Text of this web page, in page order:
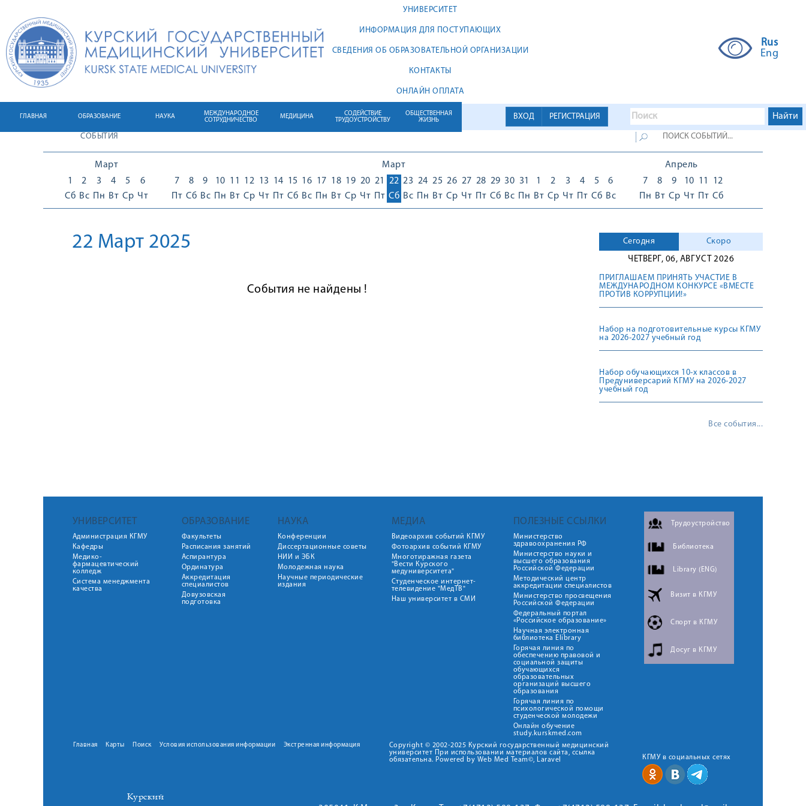
УНИВЕРСИТЕТ
ИНФОРМАЦИЯ ДЛЯ ПОСТУПАЮЩИХ
СВЕДЕНИЯ ОБ ОБРАЗОВАТЕЛЬНОЙ ОРГАНИЗАЦИИ
КОНТАКТЫ
ОНЛАЙН ОПЛАТА
Rus
Eng
ВХОД РЕГИСТРАЦИЯ
ГЛАВНАЯ ОБРАЗОВАНИЕ НАУКА
МЕЖДУНАРОДНОЕ
СОТРУДНИЧЕСТВО
МЕДИЦИНА
СОДЕЙСТВИЕ
ТРУДОУСТРОЙСТВУ
ОБЩЕСТВЕННАЯ
ЖИЗНЬ
СОБЫТИЯ
Март
1
Сб
2
Вс
3
Пн
4
Вт
5
Ср
6
Чт
Март
7
Пт
8
Сб
9
Вс
10
Пн
11
Вт
12
Ср
13
Чт
14
Пт
15
Сб
16
Вс
17
Пн
18
Вт
19
Ср
20
Чт
21
Пт
22
Сб
23
Вс
24
Пн
25
Вт
26
Ср
27
Чт
28
Пт
29
Сб
30
Вс
31
Пн
1
Вт
2
Ср
3
Чт
4
Пт
5
Сб
6
Вс
Апрель
7
Пн
8
Вт
9
Ср
10
Чт
11
Пт
12
Сб
22 Март 2025
События не найдены !
Сегодня
Скоро
ЧЕТВЕРГ, 06, АВГУСТ 2026
ПРИГЛАШАЕМ ПРИНЯТЬ УЧАСТИЕ В
МЕЖДУНАРОДНОМ КОНКУРСЕ «ВМЕСТЕ
ПРОТИВ КОРРУПЦИИ!»
Набор на подготовительные курсы КГМУ
на 2026-2027 учебный год
Набор обучающихся 10-х классов в
Предуниверсарий КГМУ на 2026-2027
учебный год
Все события...
УНИВЕРСИТЕТ
Администрация КГМУ
Кафедры
Медико-
фармацевтический
колледж
Система менеджмента
качества
ОБРАЗОВАНИЕ
Факультеты
Расписания занятий
Аспирантура
Ординатура
Аккредитация
специалистов
Довузовская
подготовка
НАУКА
Конференции
Диссертационные советы
НИИ и ЭБК
Молодежная наука
Научные периодические
издания
МЕДИА
Видеоархив событий КГМУ
Фотоархив событий КГМУ
Многотиражная газета
"Вести Курского
медуниверситета"
Студенческое интернет-
телевидение "МедТВ"
Наш университет в СМИ
ПОЛЕЗНЫЕ ССЫЛКИ
Министерство
здравоохранения РФ
Министерство науки и
высшего образования
Российской Федерации
Методический центр
аккредитации специалистов
Министерство просвещения
Российской Федерации
Федеральный портал
«Российское образование»
Научная электронная
библиотека Elibrary
Горячая линия по
обеспечению правовой и
социальной защиты
обучающихся
образовательных
организаций высшего
образования
Горячая линия по
психологической помощи
студенческой молодежи
Онлайн обучение
study.kurskmed.com
Трудоустройство
Библиотека
Library (ENG)
Визит в КГМУ
Спорт в КГМУ
Досуг в КГМУ
Главная Карты Поиск Условия использования информации Экстренная информация
Copyright © 2002-2025 Курский государственный медицинский
университет При использовании материалов сайта, ссылка
обязательна. Powered by Web Med Team©, Laravel
КГМУ в социальных сетях
Курский